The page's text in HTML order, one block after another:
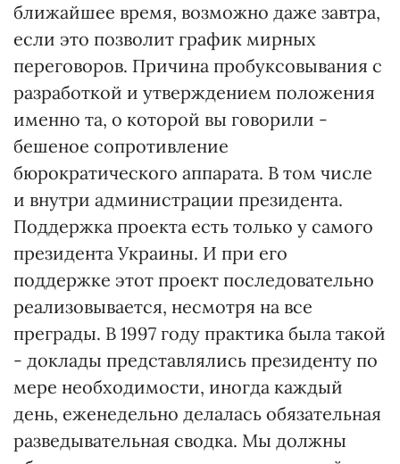
ближайшее время, возможно даже завтра,
если это позволит график мирных
переговоров. Причина пробуксовывания с
разработкой и утверждением положения
именно та, о которой вы говорили -
бешеное сопротивление
бюрократического аппарата. В том числе
и внутри администрации президента.
Поддержка проекта есть только у самого
президента Украины. И при его
поддержке этот проект последовательно
реализовывается, несмотря на все
преграды. В 1997 году практика была такой
- доклады представлялись президенту по
мере необходимости, иногда каждый
день, еженедельно делалась обязательная
разведывательная сводка. Мы должны